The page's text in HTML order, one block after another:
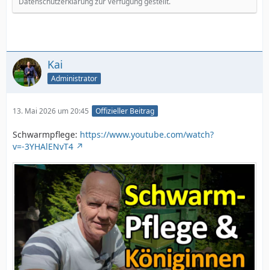
Kai
Administrator
13. Mai 2026 um 20:45 Offizieller Beitrag
Schwarmpflege: https://www.youtube.com/watch?
v=-3YHAlENvT4